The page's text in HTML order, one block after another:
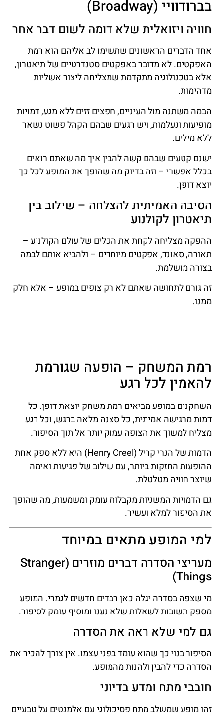
בברודוויי (Broadway)
חוויה ויזואלית שלא דומה לשום דבר אחר
אחד הדברים הראשונים שתשימו לב אליהם הוא רמת
האפקטים. לא מדובר באפקטים סטנדרטיים של תיאטרון,
אלא בטכנולוגיה מתקדמת שמצליחה ליצור אשליות
מדהימות.
הבמה משתנה מול העיניים, חפצים זזים ללא מגע, דמויות
מופיעות ונעלמות, ויש רגעים שבהם הקהל פשוט נשאר
ללא מילים.
ישנם קטעים שבהם קשה להבין איך מה שאתם רואים
בכלל אפשרי – וזה בדיוק מה שהופך את המופע לכל כך
יוצא דופן.
הסיבה האמיתית להצלחה – שילוב בין
תיאטרון לקולנוע
ההפקה מצליחה לקחת את הכלים של עולם הקולנוע –
תאורה, סאונד, אפקטים מיוחדים – ולהביא אותם לבמה
בצורה מושלמת.
זה גורם לתחושה שאתם לא רק צופים במופע – אלא חלק
ממנו.
רמת המשחק – הופעה שגורמת
להאמין לכל רגע
השחקנים במופע מביאים רמת משחק יוצאת דופן. כל
דמות מרגישה אמיתית, כל סצנה מלאה ברגש, וכל רגע
מצליח למשוך את הצופה עמוק יותר אל תוך הסיפור.
הדמות של הנרי קריל (Henry Creel) היא ללא ספק אחת
ההופעות החזקות ביותר, עם שילוב של פגיעות ואימה
שיוצר חוויה מטלטלת.
גם הדמויות המשניות מקבלות עומק ומשמעות, מה שהופך
את הסיפור למלא ועשיר.
למי המופע מתאים במיוחד
מעריצי הסדרה דברים מוזרים (Stranger
Things)
מי שצפה בסדרה יגלה כאן רבדים חדשים לגמרי. המופע
מספק תשובות לשאלות שלא נענו ומוסיף עומק לסיפור.
גם למי שלא ראה את הסדרה
הסיפור בנוי כך שהוא עומד בפני עצמו. אין צורך להכיר את
הסדרה כדי להבין ולהנות מהמופע.
חובבי מתח ומדע בדיוני
זהו מופע שמשלב מתח פסיכולוגי עם אלמנטים על טבעיים